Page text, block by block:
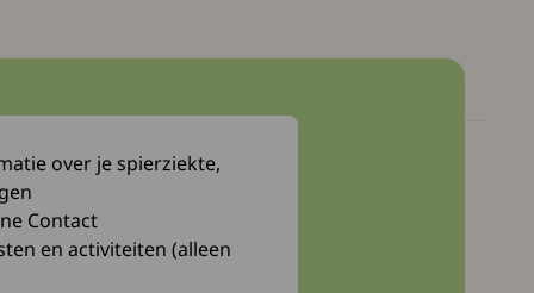
Myocafé
Bibliotheek
over je spierziekte,
Contact
en activiteiten (alleen